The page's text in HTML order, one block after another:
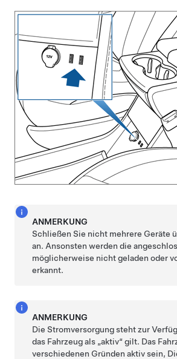
ANMERKUNG
Schließen Sie nicht mehrere Geräte
an. Ansonsten werden die
möglicherweise nicht geladen oder
erkannt.
ANMERKUNG
Die Stromversorgung steht zur
das Fahrzeug als „aktiv“ gilt. Das
verschiedenen Gründen aktiv sein,